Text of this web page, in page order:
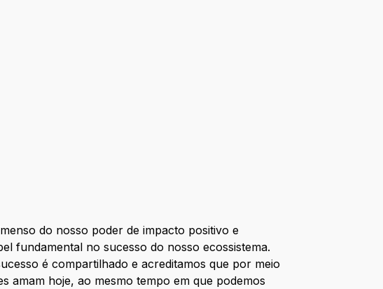
do nosso poder de impacto positivo e
fundamental no sucesso do nosso ecossistema.
é compartilhado e acreditamos que por meio
amam hoje, ao mesmo tempo em que podemos